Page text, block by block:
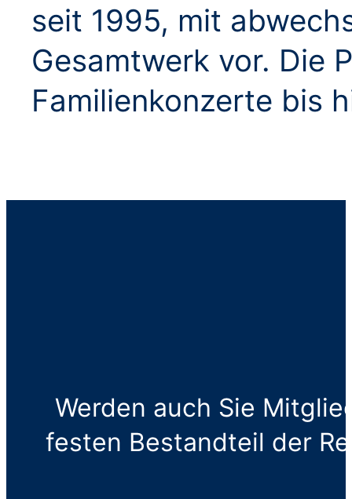
seit 1995, mit
Gesamtwerk vor. Die
Familienkonzerte bis
Werden auch Sie
festen Bestandteil der